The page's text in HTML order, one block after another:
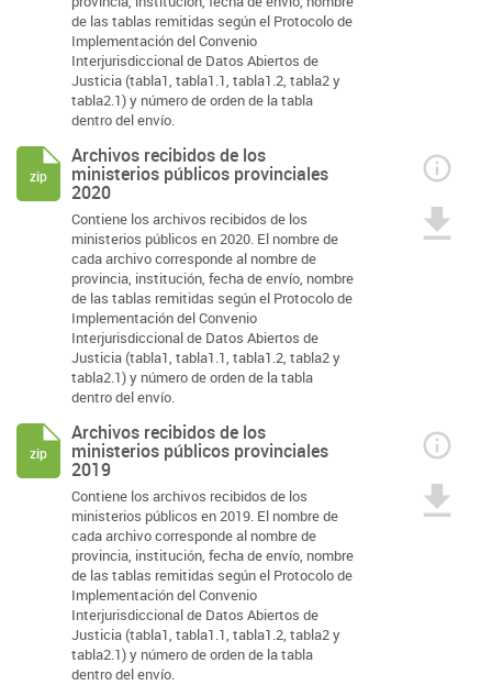
de las tablas remitidas según el Protocolo de
Implementación del Convenio
Interjurisdiccional de Datos Abiertos de
Justicia (tabla1, tabla1.1, tabla1.2, tabla2 y
tabla2.1) y número de orden de la tabla
dentro del envío.
Archivos recibidos de los
ministerios públicos provinciales
2020
Contiene los archivos recibidos de los
ministerios públicos en 2020. El nombre de
cada archivo corresponde al nombre de
provincia, institución, fecha de envío, nombre
de las tablas remitidas según el Protocolo de
Implementación del Convenio
Interjurisdiccional de Datos Abiertos de
Justicia (tabla1, tabla1.1, tabla1.2, tabla2 y
tabla2.1) y número de orden de la tabla
dentro del envío.
zip
Archivos recibidos de los
ministerios públicos provinciales
2019
Contiene los archivos recibidos de los
ministerios públicos en 2019. El nombre de
cada archivo corresponde al nombre de
provincia, institución, fecha de envío, nombre
de las tablas remitidas según el Protocolo de
Implementación del Convenio
Interjurisdiccional de Datos Abiertos de
Justicia (tabla1, tabla1.1, tabla1.2, tabla2 y
tabla2.1) y número de orden de la tabla
dentro del envío.
zip